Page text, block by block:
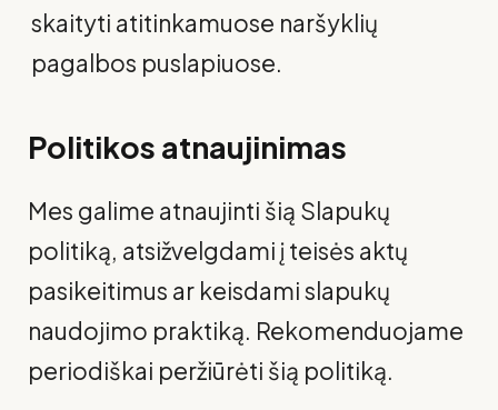
skaityti atitinkamuose naršyklių
pagalbos puslapiuose.
Politikos atnaujinimas
Mes galime atnaujinti šią Slapukų
politiką, atsižvelgdami į teisės aktų
pasikeitimus ar keisdami slapukų
naudojimo praktiką. Rekomenduojame
periodiškai peržiūrėti šią politiką.